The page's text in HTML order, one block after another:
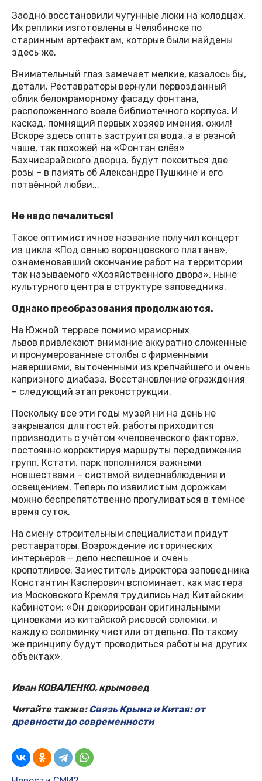
Заодно восстановили чугунные люки на колодцах.
Их реплики изготовлены в Челябинске по
старинным артефактам, которые были найдены
здесь же.
Внимательный глаз замечает мелкие, казалось бы,
детали. Реставраторы вернули первозданный
облик беломраморному фасаду фонтана,
расположенного возле библиотечного корпуса. И
каскад, помнящий первых хозяев имения, ожил!
Вскоре здесь опять заструится вода, а в резной
чаше, так похожей на «Фонтан слёз»
Бахчисарайского дворца, будут покоиться две
розы – в память об Александре Пушкине и его
потаённой любви...
Не надо печалиться!
Такое оптимистичное название получил концерт
из цикла «Под сенью воронцовского платана»,
ознаменовавший окончание работ на территории
так называемого «Хозяйственного двора», ныне
культурного центра в структуре заповедника.
Однако преобразования продолжаются.
На Южной террасе помимо мраморных
львов привлекают внимание аккуратно сложенные
и пронумерованные столбы с фирменными
навершиями, выточенными из крепчайшего и очень
капризного диабаза. Восстановление ограждения
– следующий этап реконструкции.
Поскольку все эти годы музей ни на день не
закрывался для гостей, работы приходится
производить с учётом «человеческого фактора»,
постоянно корректируя маршруты передвижения
групп. Кстати, парк пополнился важными
новшествами – системой видеонаблюдения и
освещением. Теперь по извилистым дорожкам
можно беспрепятственно прогуливаться в тёмное
время суток.
На смену строительным специалистам придут
реставраторы. Возрождение исторических
интерьеров – дело неспешное и очень
кропотливое. Заместитель директора заповедника
Константин Касперович вспоминает, как мастера
из Московского Кремля трудились над Китайским
кабинетом: «Он декорирован оригинальными
циновками из китайской рисовой соломки, и
каждую соломинку чистили отдельно. По такому
же принципу будут проводиться работы на других
объектах».
Иван КОВАЛЕНКО, крымовед
Читайте также:Связь Крыма и Китая: от
древности до современности